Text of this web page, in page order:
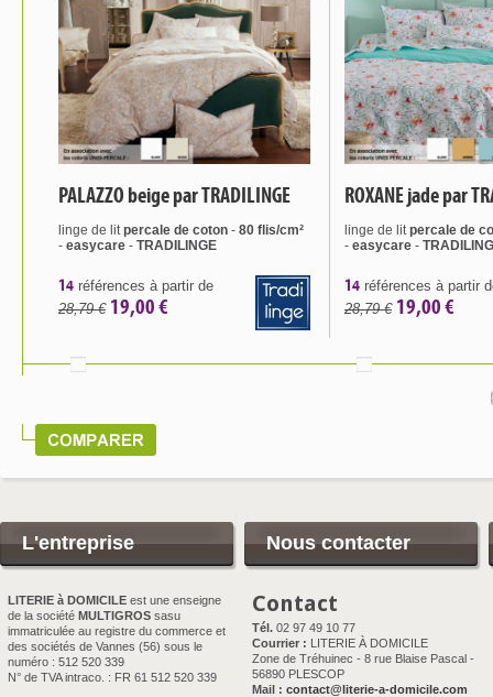
PALAZZO beige par TRADILINGE
linge de litpercale de coton - 80 flis/cm²
- easycare - TRADILINGE
14 références à partir de
28,79 € 19,00 €
ROXANE jade par
linge de litpercale de
- easycare -
14 références à partir
28,79 € 19,00 €
L'entreprise
LITERIE à DOMICILE est une enseigne
de la société MULTIGROS sasu
immatriculée au registre du commerce et
des sociétés de Vannes (56) sous le
numéro : 512 520 339
N° de TVA intraco. : FR 61 512 520 339
Nous contacter
Contact
Tél. 02 97 49 10 77
Courrier : LITERIE À DOMICILE
Zone de Tréhuinec - 8 rue Blaise Pascal -
56890 PLESCOP
Mail : contact@literie-a-domicile.com